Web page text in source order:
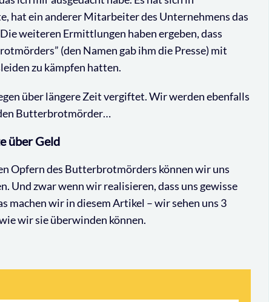
hat ein anderer Mitarbeiter des Unternehmens das
weiteren Ermittlungen haben ergeben, dass
(den Namen gab ihm die Presse) mit
zu kämpfen hatten.
über längere Zeit vergiftet.Wir werden ebenfalls
Butterbrotmörder…
über Geld
Opfern des Butterbrotmörders können wir uns
Und zwar wenn wir realisieren, dass uns gewisse
machen wir in diesem Artikel – wir sehen uns 3
wir sie überwinden können.